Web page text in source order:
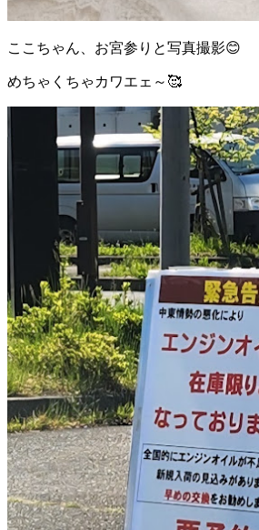
ここちゃん、お宮参りと写真撮影😊
めちゃくちゃカワエェ～🥰